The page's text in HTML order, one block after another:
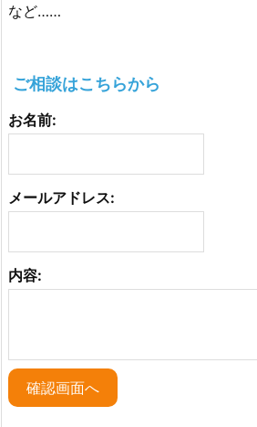
など……
ご相談はこちらから
お名前:
メールアドレス:
内容:
確認画面へ